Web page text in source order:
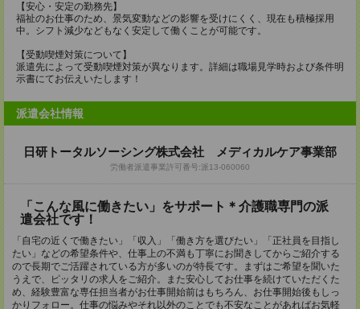
【安心・安定の勤務先】
福祉のお仕事のため、景気変動などの影響を受けにくく、現在も積極採用
中。シフト減少などもなく安定して働くことが可能です。
【受動喫煙対策について】
派遣先によって受動喫煙対策が異なります。詳細は職場見学時および条件明
示書にてお伝えいたします！
派遣会社情報
日研トータルソーシング株式会社 メディカルケア事業部
労働者派遣事業許可番号:派13-060060
「こんな風に働きたい」をサポート＊介護職専門の派
遣会社です！
「自宅の近くで働きたい」「収入」「働き方を選びたい」「正社員を目指し
たい」などの希望条件や、仕事上の不満も丁寧にお聞きしてからご紹介する
ので長期でご活躍されている方が多いのが特長です。まずはご希望を聞いた
うえで、ピッタリの求人をご紹介。また安心してお仕事を続けていただくた
め、経験豊富な専任担当者がお仕事開始前はもちろん、お仕事開始後もしっ
かりフォロー。仕事の悩みやそれ以外のことでも不安なことがあればお気軽